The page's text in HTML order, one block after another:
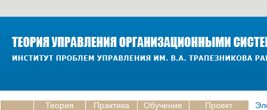
Теория Практика Обучение
Проект